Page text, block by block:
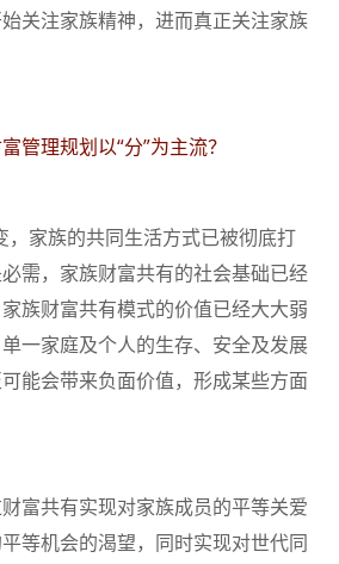
关注家族精神，进而真正关注家族
管理规划以“分”为主流？
，家族的共同生活方式已被彻底打
需，家族财富共有的社会基础已经
族财富共有模式的价值已经大大弱
一家庭及个人的生存、安全及发展
能会带来负面价值，形成某些方面
富共有实现对家族成员的平等关爱
等机会的渴望，同时实现对世代同